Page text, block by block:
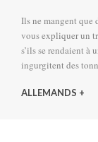
Ils ne mangent que
vous expliquer un
s’ils se rendaient
ingurgitent des
ALLEMANDS +